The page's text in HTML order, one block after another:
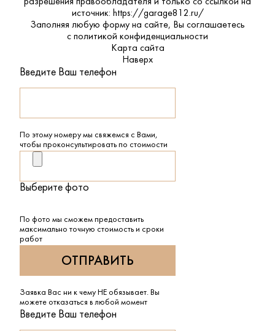
источник: https://garage812.ru/
Заполняя любую форму на сайте, Вы соглашаетесь
с политикой конфиденциальности
Карта сайта
Наверх
Введите Ваш телефон
По этому номеру мы свяжемся с Вами,
чтобы проконсультировать по стоимости
Выберите фото
По фото мы сможем предоставить
максимально точную стоимость и сроки
работ
Заявка Вас ни к чему НЕ обязывает. Вы
можете отказаться в любой момент
Введите Ваш телефон